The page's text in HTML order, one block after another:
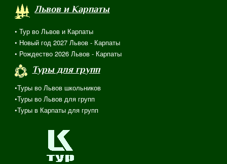
Львов и Карпаты
• Тур во Львов и Карпаты
• Новый год 2027 Львов - Карпаты
• Рождество 2026 Львов - Карпаты
Туры для групп
•Туры во Львов школьников
•Туры во Львов для групп
•Туры в Карпаты для групп